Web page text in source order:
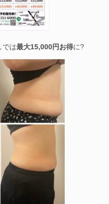
では最大15,000円お得に?